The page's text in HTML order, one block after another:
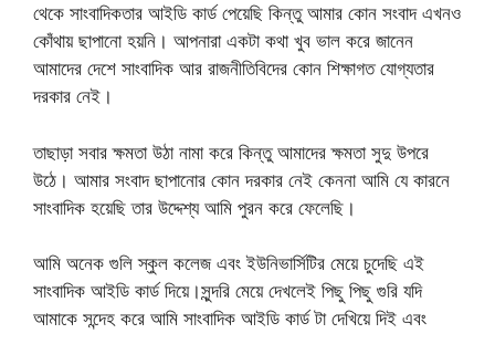
থেকে সাংবাদিকতার আইডি কার্ড পেয়েছি কিন্তু আমার কোন সংবাদ এখনও
কোঁথায় ছাপানো হয়নি। আপনারা একটা কথা খুব ভাল করে জানেন
আমাদের দেশে সাংবাদিক আর রাজনীতিবিদের কোন শিক্ষাগত যোগ্যতার
দরকার নেই।
তাছাড়া সবার ক্ষমতা উঠা নামা করে কিন্তু আমাদের ক্ষমতা সুদু উপরে
উঠে। আমার সংবাদ ছাপানোর কোন দরকার নেই কেননা আমি যে কারনে
সাংবাদিক হয়েছি তার উদ্দেশ্য আমি পুরন করে ফেলেছি।
আমি অনেক গুলি স্কুল কলেজ এবং ইউনিভার্সিটির মেয়ে চুদেছি এই
সাংবাদিক আইডি কার্ড দিয়ে।সুন্দরি মেয়ে দেখলেই পিছু পিছু গুরি যদি
আমাকে সন্দেহ করে আমি সাংবাদিক আইডি কার্ড টা দেখিয়ে দিই এবং